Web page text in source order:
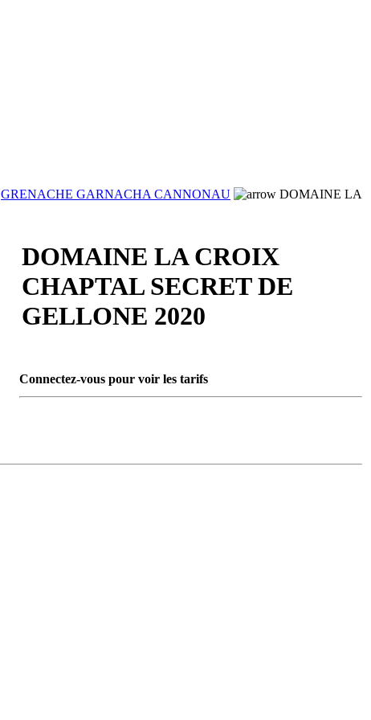
GRENACHE GARNACHA CANNONAU
DOMAINE LA
DOMAINE LA CROIX
CHAPTAL SECRET DE
GELLONE 2020
Connectez-vous pour voir les tarifs